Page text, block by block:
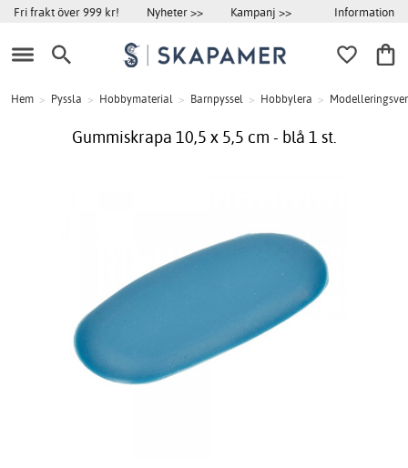
Fri frakt över 999 kr! Nyheter >> Kampanj >> Information
Hem > Pyssla > Hobbymaterial > Barnpyssel > Hobbylera >
Gummiskrapa 10,5 x 5,5 cm - blå 1 st.